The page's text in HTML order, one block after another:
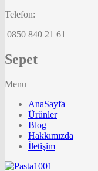
Telefon:
0850 840 21 61
Sepet
Menu
AnaSayfa
Ürünler
Blog
Hakkımızda
İletişim